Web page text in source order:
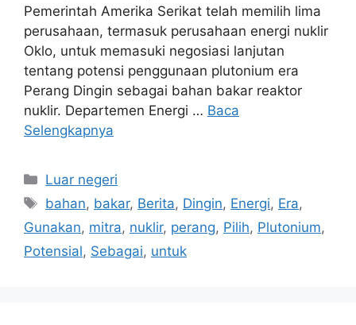
Pemerintah Amerika Serikat telah memilih lima
perusahaan, termasuk perusahaan energi nuklir
Oklo, untuk memasuki negosiasi lanjutan
tentang potensi penggunaan plutonium era
Perang Dingin sebagai bahan bakar reaktor
nuklir. Departemen Energi … Baca
Selengkapnya
Kategori
Luar negeri
Tag
bahan, bakar, Berita, Dingin, Energi, Era,
Gunakan, mitra, nuklir, perang, Pilih, Plutonium,
Potensial, Sebagai, untuk